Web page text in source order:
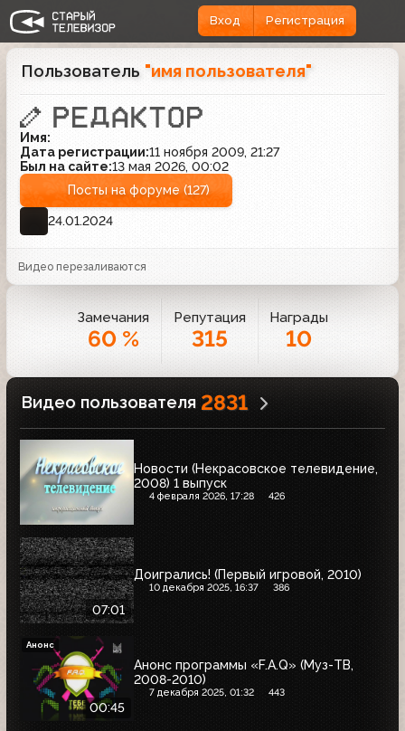
Вход Регистрация
Замечания
60 %
Репутация
315
Награды
10
Пользователь "имя пользователя"
Имя:
Дата регистрации:11 ноября 2009, 21:27
Был на сайте:13 мая 2026, 00:02
Посты на форуме (127)
24.01.2024
Видео перезаливаются
Видео пользователя 2831
Новости (Некрасовское телевидение,
2008) 1 выпуск
4 февраля 2026, 17:28 426
07:01
Доигрались! (Первый игровой, 2010)
10 декабря 2025, 16:37 386
00:45
Анонс программы «F.A.Q» (Муз-ТВ,
2008-2010)
7 декабря 2025, 01:32 443
Анонс